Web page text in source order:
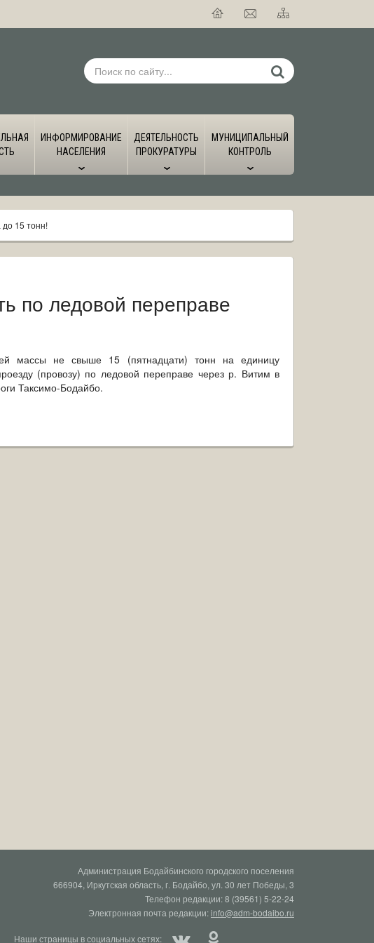
ИНФОРМИРОВАНИЕ
НАСЕЛЕНИЯ
ДЕЯТЕЛЬНОСТЬ
ПРОКУРАТУРЫ
МУНИЦИПАЛЬНЫЙ
КОНТРОЛЬ
15 тонн!
по ледовой переправе
массы не свыше 15 (пятнадцати) тонн на единицу
(провозу) по ледовой переправе через р. Витим в
Таксимо-Бодайбо.
Администрация Бодайбинского городского поселения
666904, Иркутская область, г. Бодайбо, ул. 30 лет Победы, 3
Телефон редакции: 8 (39561) 5-22-24
Электронная почта редакции:info@adm-bodaibo.ru
Наши страницы в социальных сетях: